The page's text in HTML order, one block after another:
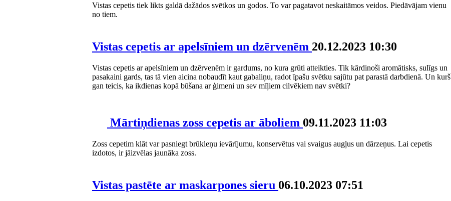
Vistas cepetis tiek likts galdā dažādos svētkos un godos. To var pagatavot neskaitāmos veidos. Piedāvājam vienu
no tiem.
Vistas cepetis ar apelsīniem un dzērvenēm 20.12.2023 10:30
Vistas cepetis ar apelsīniem un dzērvenēm ir gardums, no kura grūti atteikties. Tik kārdinoši aromātisks, sulīgs un
pasakaini gards, tas tā vien aicina nobaudīt kaut gabaliņu, radot īpašu svētku sajūtu pat parastā darbdienā. Un kurš
gan teicis, ka ikdienas kopā būšana ar ģimeni un sev mīļiem cilvēkiem nav svētki?
Mārtiņdienas zoss cepetis ar āboliem 09.11.2023 11:03
Zoss cepetim klāt var pasniegt brūkleņu ievārījumu, konservētus vai svaigus augļus un dārzeņus. Lai cepetis
izdotos, ir jāizvēlas jaunāka zoss.
Vistas pastēte ar maskarpones sieru 06.10.2023 07:51